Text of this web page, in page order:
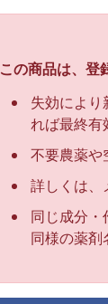
この商品は、登
失効によ
れば最終有
不要農薬や
詳しくは、
同じ成分・
同様の薬剤